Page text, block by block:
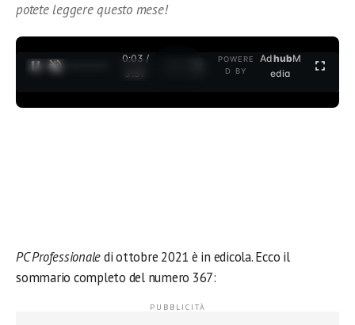
potete leggere questo mese!
0:04 /
3:37
POWERE
D BY
AdhubM
edia
PC Professionaledi ottobre 2021 è in edicola. Ecco il
sommario completo del numero 367: